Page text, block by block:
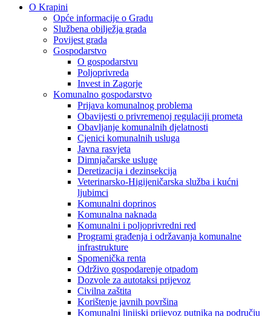
O Krapini
Opće informacije o Gradu
Službena obilježja grada
Povijest grada
Gospodarstvo
O gospodarstvu
Poljoprivreda
Invest in Zagorje
Komunalno gospodarstvo
Prijava komunalnog problema
Obavijesti o privremenoj regulaciji prometa
Obavljanje komunalnih djelatnosti
Cjenici komunalnih usluga
Javna rasvjeta
Dimnjačarske usluge
Deretizacija i dezinsekcija
Veterinarsko-Higijeničarska služba i kućni
ljubimci
Komunalni doprinos
Komunalna naknada
Komunalni i poljoprivredni red
Programi građenja i održavanja komunalne
infrastrukture
Spomenička renta
Održivo gospodarenje otpadom
Dozvole za autotaksi prijevoz
Civilna zaštita
Korištenje javnih površina
Komunalni linijski prijevoz putnika na području